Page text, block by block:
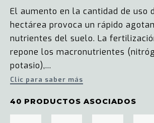
El aumento en la cantidad de uso
hectárea provoca un rápido
nutrientes del suelo. La
repone los macronutrientes
potasio),...
Clic para saber más
40 PRODUCTOS ASOCIADOS